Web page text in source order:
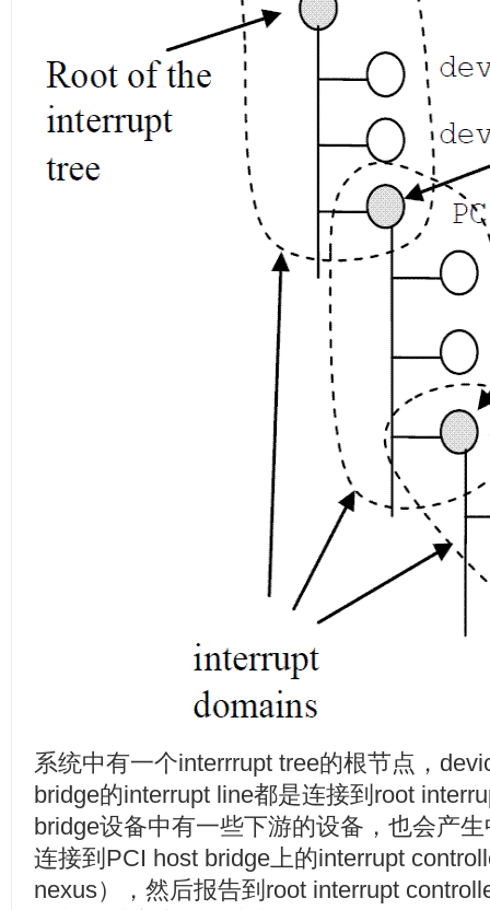
系统中有一个interrrupt tree的根节点，
bridge的interrupt line都是连接到root
bridge设备中有一些下游的设备，也会产
连接到PCI host bridge上的interrupt
nexus），然后报告到root interrupt